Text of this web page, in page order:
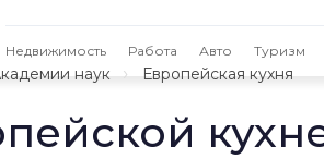
Недвижимость Работа Авто Туризм
наук Европейская кухня